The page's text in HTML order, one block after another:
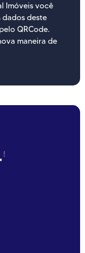
Imóveis você
dados deste
QRCode.
maneira de